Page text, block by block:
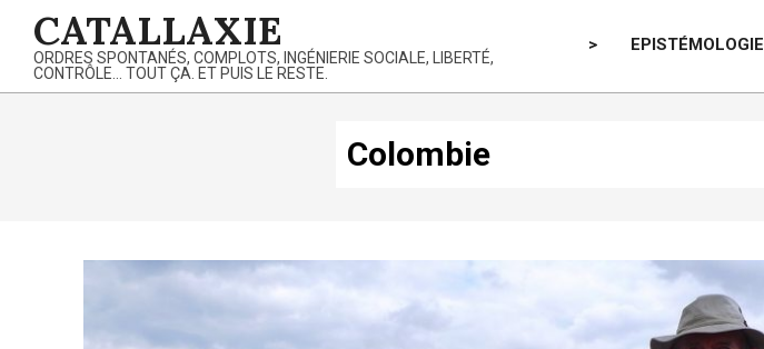
content
CATALLAXIE
ORDRES SPONTANÉS, COMPLOTS, INGÉNIERIE SOCIALE, LIBERTÉ,
CONTRÔLE… TOUT ÇA. ET PUIS LE RESTE.
> EPISTÉMOLOGIE
Colombie